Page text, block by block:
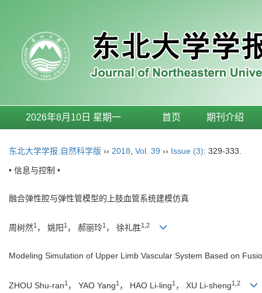
2026年8月10日 星期一 首页 期刊介绍
东北大学学报:自然科学版 ›› 2018 Vol. 39 ›› Issue (3): 329-333.
• 信息与控制 •
融合弹性腔与弹性管模型的上肢血管系统建模仿真
周树然1 ， 姚阳 1 ， 郝丽玲1 ， 徐礼胜1,2
Modeling Simulation of Upper Limb Vascular System Based on
ZHOU Shu-ran1 ， YAO Yang1 ， HAO Li-ling1 ， XU Li-sheng1,2